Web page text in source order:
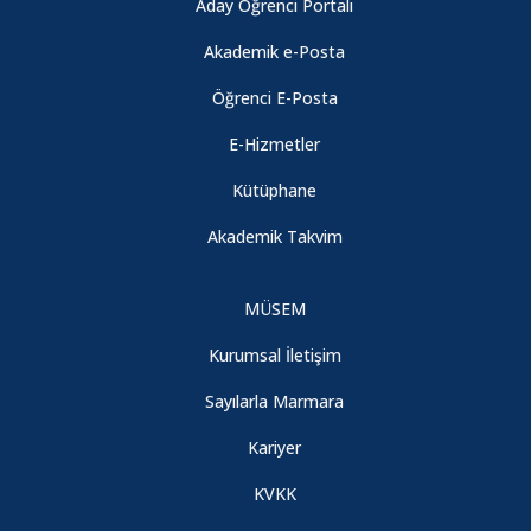
2020-2021 Eğitim-Öğretim Yılı Güz Yarıyılı Ara Sınav Uygulama
ARASINAV TARİHLERİ HAKKINDA DUYURU -
Kimya Bölümü Öğretim Üyemizin Proje Başarısı
HES Kodu Entegrasyonu Hakkında
Aday Öğrenci Portalı
Akademik e-Posta
Öğrenci E-Posta
E-Hizmetler
Kütüphane
Akademik Takvim
MÜSEM
Kurumsal İletişim
Sayılarla Marmara
Kariyer
KVKK